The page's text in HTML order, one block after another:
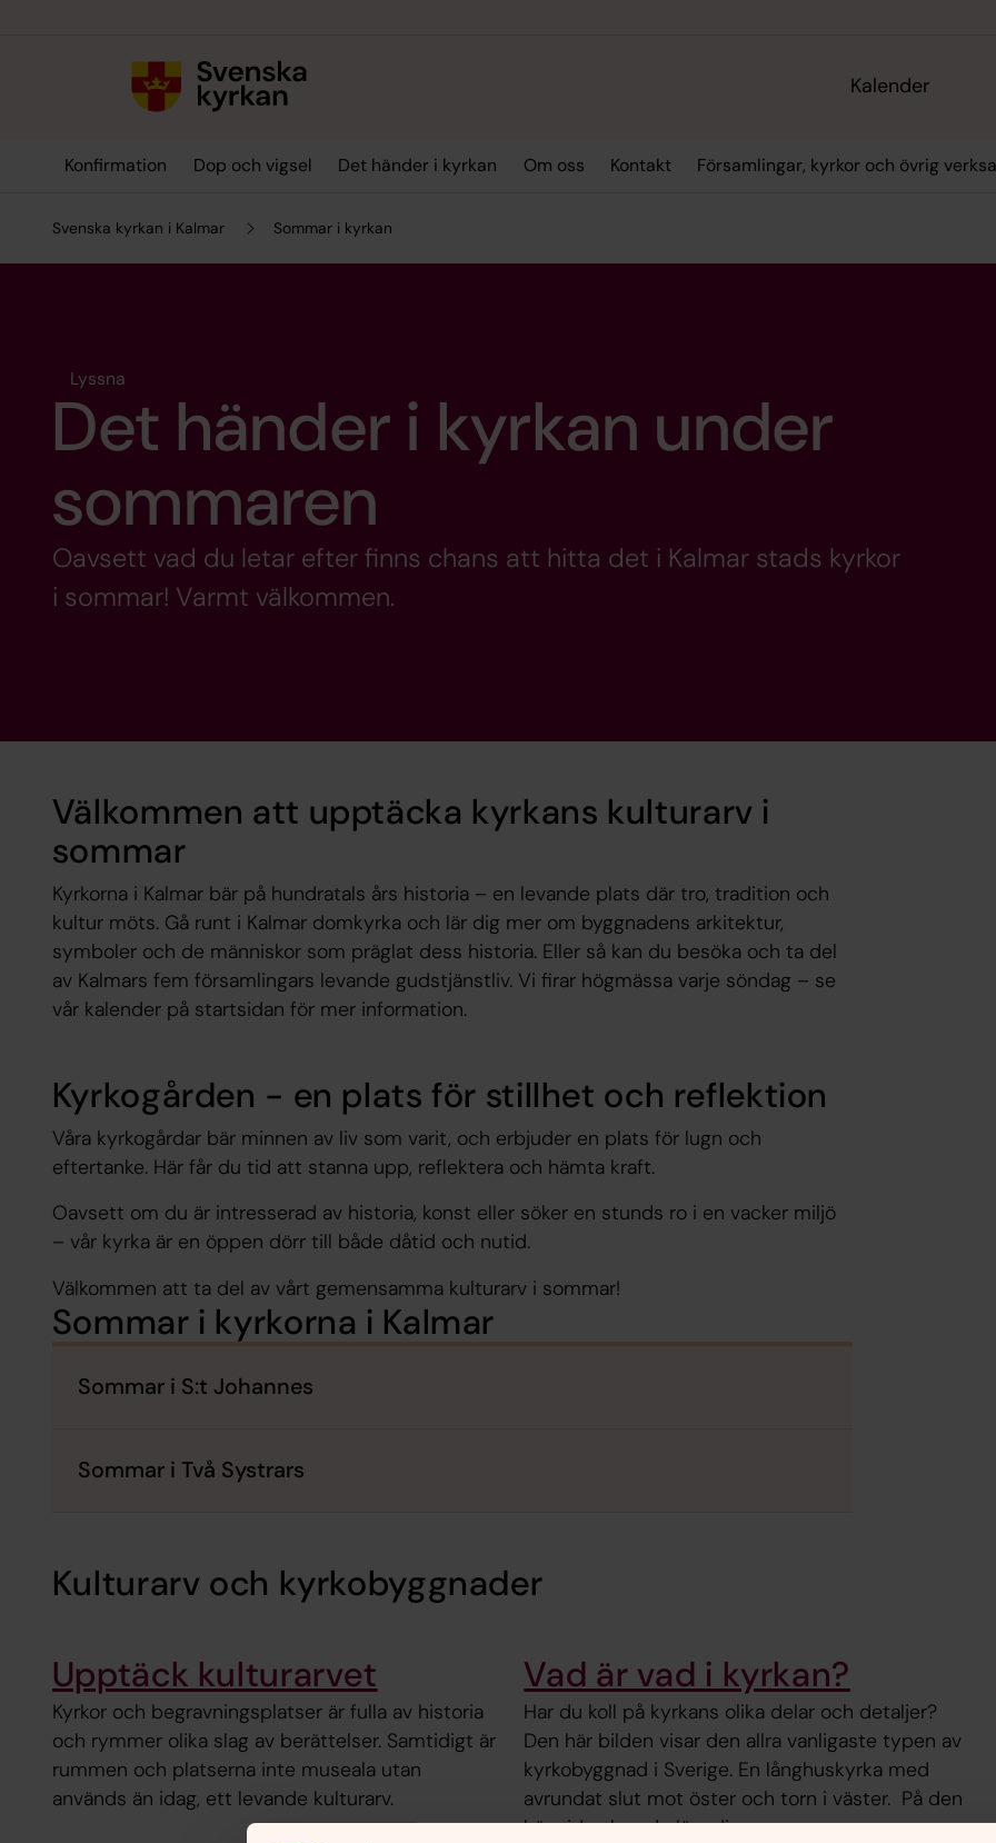
Kalender
Konfirmation Dop och vigsel Det händer i kyrkan Om oss Kontakt Församlingar, kyrkor och övrig
Svenska kyrkan i Kalmar Sommar i kyrkan
Lyssna
Det händer i kyrkan under
sommaren
Oavsett vad du letar efter finns chans att hitta det i Kalmar stads kyrkor
i sommar! Varmt välkommen.
Välkommen att upptäcka kyrkans kulturarv i
sommar
Kyrkorna i Kalmar bär på hundratals års historia – en levande plats där tro, tradition och
kultur möts. Gå runt i Kalmar domkyrka och lär dig mer om byggnadens arkitektur,
symboler och de människor som präglat dess historia. Eller så kan du besöka och ta del
av Kalmars fem församlingars levande gudstjänstliv. Vi firar högmässa varje söndag – se
vår kalender på startsidan för mer information.
Kyrkogården - en plats för stillhet och reflektion
Våra kyrkogårdar bär minnen av liv som varit, och erbjuder en plats för lugn och
eftertanke. Här får du tid att stanna upp, reflektera och hämta kraft.
Oavsett om du är intresserad av historia, konst eller söker en stunds ro i en vacker miljö
– vår kyrka är en öppen dörr till både dåtid och nutid.
Välkommen att ta del av vårt gemensamma kulturarv i sommar!
Sommar i kyrkorna i Kalmar
Sommar i S:t Johannes
Sommar i Två Systrars
Kulturarv och kyrkobyggnader
Upptäck kulturarvet
Kyrkor och begravningsplatser är fulla av historia
och rymmer olika slag av berättelser. Samtidigt är
rummen och platserna inte museala utan
används än idag, ett levande kulturarv.
Vad är vad i kyrkan?
Har du koll på kyrkans olika delar och detaljer?
Den här bilden visar den allra vanligaste typen av
kyrkobyggnad i Sverige. En långhuskyrka med
avrundat slut mot öster och torn i väster. På den
här sidan kan du lära dig mer om